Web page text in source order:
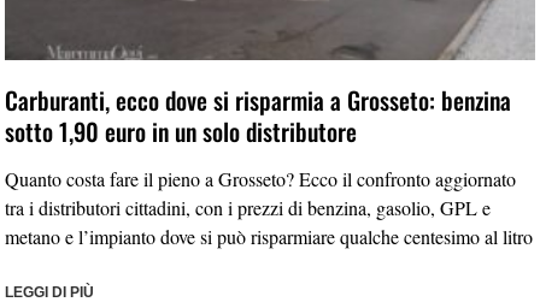
Carburanti, ecco dove si risparmia a Grosseto: benzina
sotto 1,90 euro in un solo distributore
Quanto costa fare il pieno a Grosseto? Ecco il confronto aggiornato
tra i distributori cittadini, con i prezzi di benzina, gasolio, GPL e
metano e l’impianto dove si può risparmiare qualche centesimo al litro
LEGGI DI PIÙ